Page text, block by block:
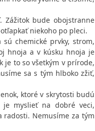
Zážitok bude obojstranne
niekoho po pleci.
chemické prvky, strom,
hnoja a v kúsku hnoja je
je to so všetkým v prírode,
sa s tým hlboko zžiť,
ktoré v skrytosti budú
je myslieť na dobré veci,
radosti. Nemusíme za tým